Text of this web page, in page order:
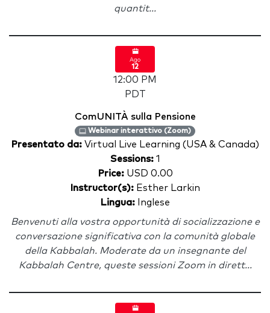
quantit...
Ago
12
12:00 PM
PDT
ComUNITÀ sulla Pensione
Webinar interattivo (Zoom)
Presentato da: Virtual Live Learning (USA & Canada)
Sessions:1
Price:USD 0.00
Instructor(s): Esther Larkin
Lingua: Inglese
Benvenuti alla vostra opportunità di socializzazione e
conversazione significativa con la comunità globale
della Kabbalah. Moderate da un insegnante del
Kabbalah Centre, queste sessioni Zoom in dirett...